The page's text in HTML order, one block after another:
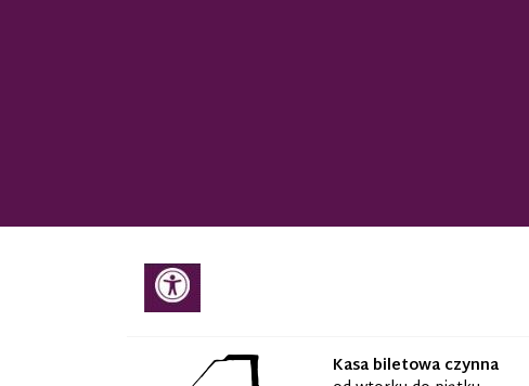
Kasa biletowa czynna